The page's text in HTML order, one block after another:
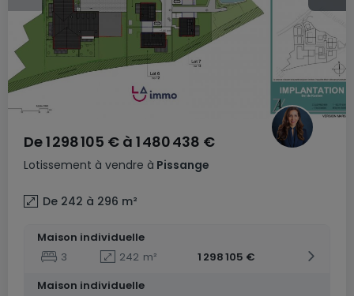
Lotissement à vendre à Pissange
De1 298 105 € à 1 480 438 €
De 242 à 296 m²
Maison individuelle
3
242 m²
1 298 105 €
Maison individuelle